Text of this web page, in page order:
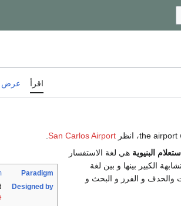
اقرأ عرض
San Carlos Airport
Paradigm
Designed by
البنيوية هي لغة الاستفسار
الكبير بينها و بين لغة
والحدف و الفرز و البحث و